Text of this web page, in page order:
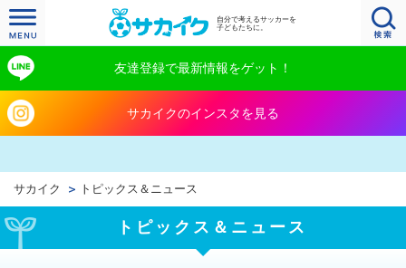
自分で考えるサッカーを
子どもたちに。
友達登録で最新情報をゲット！
サカイクのインスタを見る
サカイク トピックス＆ニュース
トピックス＆ニュース